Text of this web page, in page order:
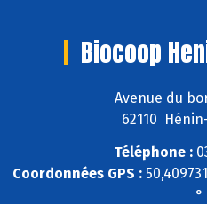
Biocoop
Avenue du
62110
Téléphone :
Coordonnées GPS :
°